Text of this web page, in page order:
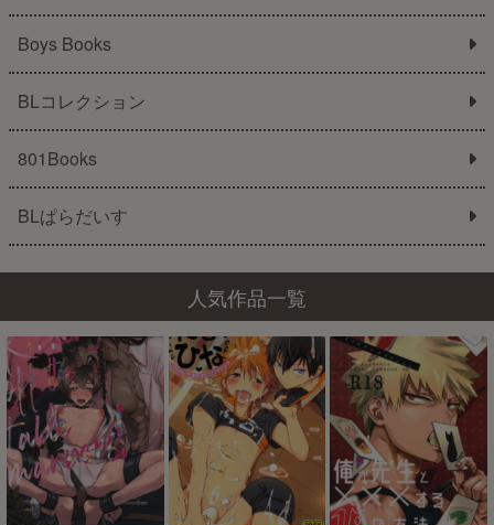
Boys Books
BLコレクション
801Books
BLぱらだいす
人気作品一覧